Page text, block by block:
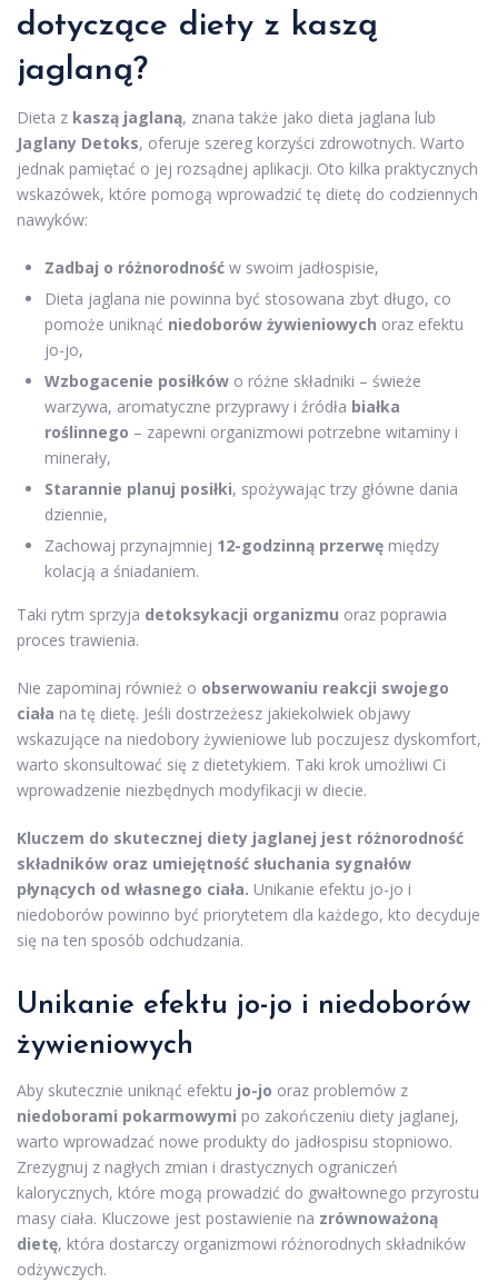
dotyczące diety z kaszą
jaglaną?
Dieta z kaszą jaglaną, znana także jako dieta jaglana lub
Jaglany Detoks, oferuje szereg korzyści zdrowotnych. Warto
jednak pamiętać o jej rozsądnej aplikacji. Oto kilka praktycznych
wskazówek, które pomogą wprowadzić tę dietę do codziennych
nawyków:
Zadbaj o różnorodność w swoim jadłospisie,
Dieta jaglana nie powinna być stosowana zbyt długo, co
pomoże uniknąć niedoborów żywieniowych oraz efektu
jo-jo,
Wzbogacenie posiłków o różne składniki – świeże
warzywa, aromatyczne przyprawy i źródła białka
roślinnego – zapewni organizmowi potrzebne witaminy i
minerały,
Starannie planuj posiłki, spożywając trzy główne dania
dziennie,
Zachowaj przynajmniej 12-godzinną przerwę między
kolacją a śniadaniem.
Taki rytm sprzyja detoksykacji organizmu oraz poprawia
proces trawienia.
Nie zapominaj również o obserwowaniu reakcji swojego
ciała na tę dietę. Jeśli dostrzeżesz jakiekolwiek objawy
wskazujące na niedobory żywieniowe lub poczujesz dyskomfort,
warto skonsultować się z dietetykiem. Taki krok umożliwi Ci
wprowadzenie niezbędnych modyfikacji w diecie.
Kluczem do skutecznej diety jaglanej jest różnorodność
składników oraz umiejętność słuchania sygnałów
płynących od własnego ciała. Unikanie efektu jo-jo i
niedoborów powinno być priorytetem dla każdego, kto decyduje
się na ten sposób odchudzania.
Unikanie efektu jo-jo i niedoborów
żywieniowych
Aby skutecznie uniknąć efektu jo-jo oraz problemów z
niedoborami pokarmowymi po zakończeniu diety jaglanej,
warto wprowadzać nowe produkty do jadłospisu stopniowo.
Zrezygnuj z nagłych zmian i drastycznych ograniczeń
kalorycznych, które mogą prowadzić do gwałtownego przyrostu
masy ciała. Kluczowe jest postawienie na zrównoważoną
dietę, która dostarczy organizmowi różnorodnych składników
odżywczych.